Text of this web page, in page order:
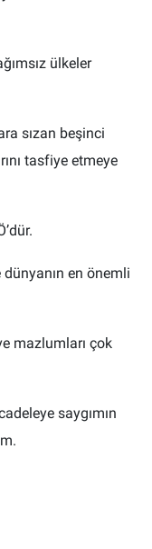
ülkeler
sızan beşinci
tasfiye etmeye
en önemli
mazlumları çok
saygımın